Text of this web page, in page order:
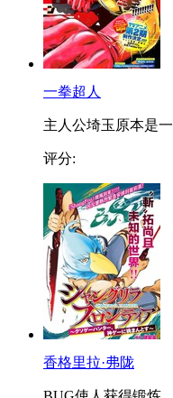
一拳超人
主人公埼玉原本是
评分:
香格里拉·弗陇